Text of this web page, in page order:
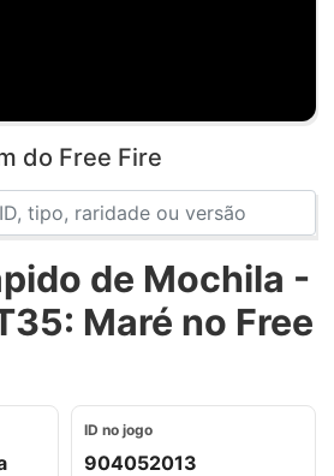
do Free Fire
de Mochila -
Maré no Free
ID no jogo
904052013